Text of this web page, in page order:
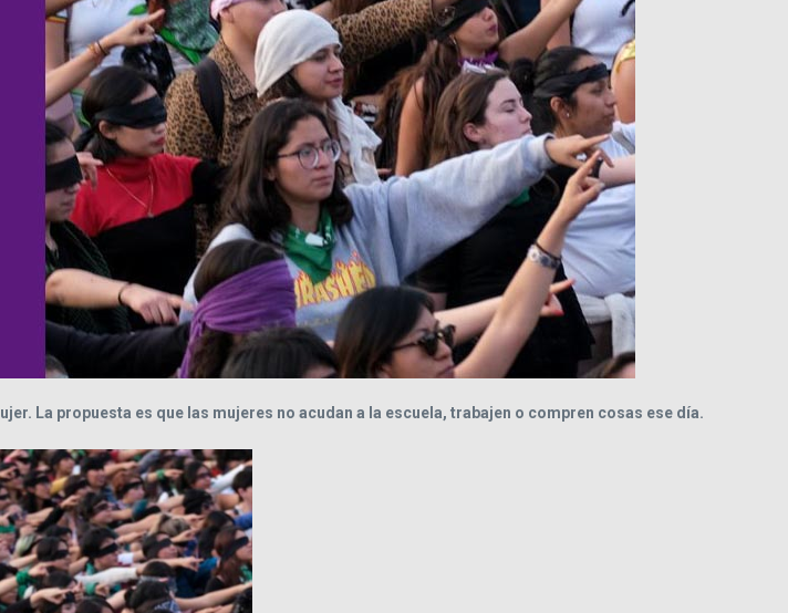
La propuesta es que las mujeres no acudan a la escuela, trabajen o compren cosas ese día.